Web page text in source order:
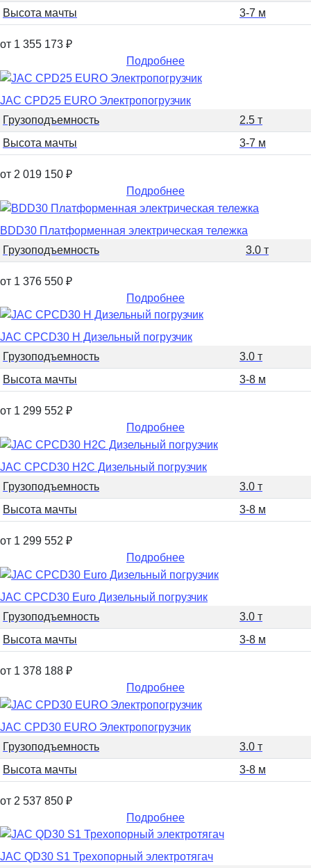
Высота мачты
3-7 м
от 1 355 173 ₽
Подробнее
JAC CPD25 EURO Электропогрузчик
Грузоподъемность
2.5 т
Высота мачты
3-7 м
от 2 019 150 ₽
Подробнее
BDD30 Платформенная электрическая тележка
Грузоподъемность
3.0 т
от 1 376 550 ₽
Подробнее
JAC CPCD30 H Дизельный погрузчик
Грузоподъемность
3.0 т
Высота мачты
3-8 м
от 1 299 552 ₽
Подробнее
JAC CPCD30 H2C Дизельный погрузчик
Грузоподъемность
3.0 т
Высота мачты
3-8 м
от 1 299 552 ₽
Подробнее
JAC CPCD30 Euro Дизельный погрузчик
Грузоподъемность
3.0 т
Высота мачты
3-8 м
от 1 378 188 ₽
Подробнее
JAC CPD30 EURO Электропогрузчик
Грузоподъемность
3.0 т
Высота мачты
3-8 м
от 2 537 850 ₽
Подробнее
JAC QD30 S1 Трехопорный электротягач